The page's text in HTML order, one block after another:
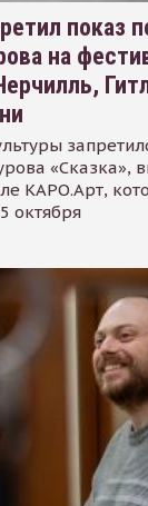
показ
на
«Сказка»,
КАРО.Арт,
октября